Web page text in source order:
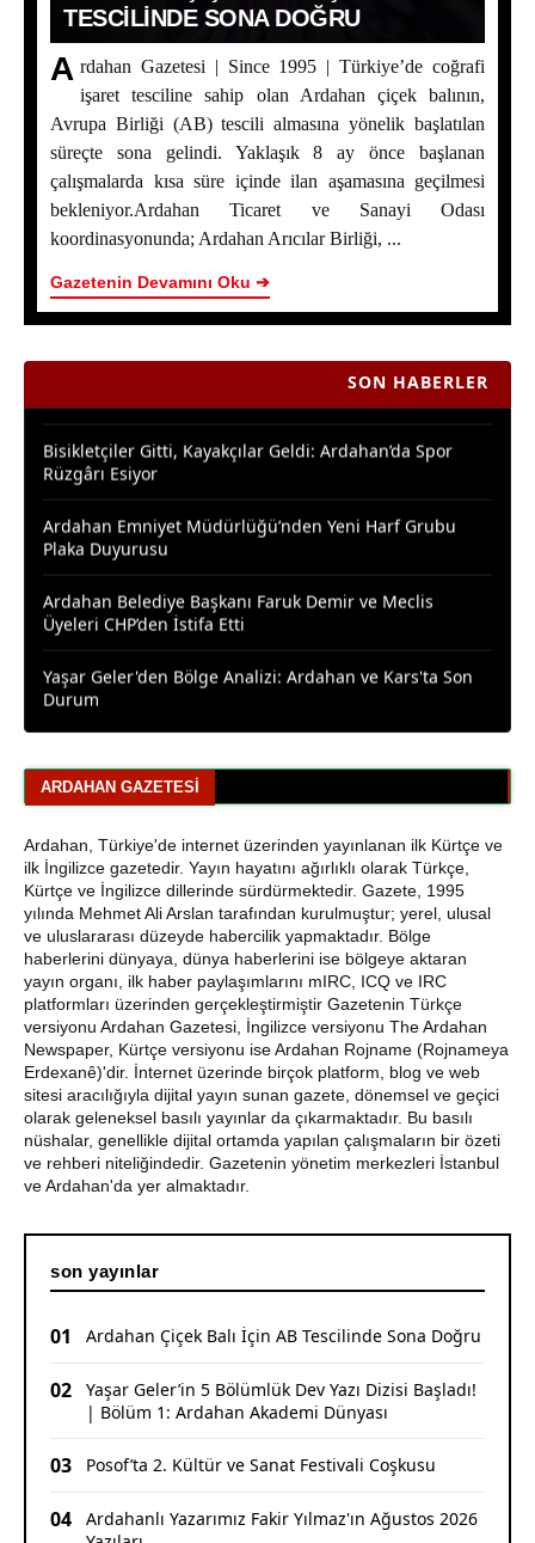
TESCILINDE SONA DOĞRU
A rdahan Gazetesi | Since 1995 | Türkiye’de coğrafi
işaret tesciline sahip olan Ardahan çiçek balının,
Avrupa Birliği (AB) tescili almasına yönelik başlatılan
süreçte sona gelindi. Yaklaşık 8 ay önce başlanan
çalışmalarda kısa süre içinde ilan aşamasına geçilmesi
bekleniyor.Ardahan Ticaret ve Sanayi Odası
koordinasyonunda; Ardahan Arıcılar Birliği, ...
Gazetenin Devamını Oku ➔
SON HABERLER
Ardahan Çiçek Balı İçin AB Tescilinde Sona Doğru
Yaşar Geler’in 5 Bölümlük Dev Yazı Dizisi Başladı! |
Bölüm 1: Ardahan Akademi Dünyası
Posof’ta 2. Kültür ve Sanat Festivali Coşkusu
Ardahanlı Yazarımız Fakir Yılmaz'ın Ağustos 2026
Yazıları
Bisikletçiler Gitti, Kayakçılar Geldi: Ardahan’da Spor
Ardahan Emniyet Müdürlüğü’nden Yeni Harf Grubu
Ardahan Belediye Başkanı Faruk Demir ve Meclis
Yaşar Geler'den Bölge Analizi: Ardahan ve Kars'ta Son
Bir Parti İşte Böyle Bitirilir
Tutuklandı
Ardahan'da Traktör Devrildi: Sürücü Yaralandı
Uluslararası Badminton Turnuvasında Erzincanlı
Sporculardan Büyük Başarı: 3 Altın, 1 Gümüş Madalya
Çıldır Gölü Yelken Yarışlarına Ev Sahipliği Yaptı
CHP Ardahan'da Sürpriz Karar: İl Başkanı Yunus Dündar
ve Yönetimi Görevden Alındı
ARDAHAN GAZETESI
Ardahan, Türkiye'de internet üzerinden yayınlanan ilk Kürtçe ve
ilk İngilizce gazetedir. Yayın hayatını ağırlıklı olarak Türkçe,
Kürtçe ve İngilizce dillerinde sürdürmektedir. Gazete, 1995
yılında Mehmet Ali Arslan tarafından kurulmuştur; yerel, ulusal
ve uluslararası düzeyde habercilik yapmaktadır. Bölge
haberlerini dünyaya, dünya haberlerini ise bölgeye aktaran
yayın organı, ilk haber paylaşımlarını mIRC, ICQ ve IRC
platformları üzerinden gerçekleştirmiştir Gazetenin Türkçe
versiyonu Ardahan Gazetesi, İngilizce versiyonu The Ardahan
Newspaper, Kürtçe versiyonu ise Ardahan Rojname (Rojnameya
Erdexanê)'dir. İnternet üzerinde birçok platform, blog ve web
sitesi aracılığıyla dijital yayın sunan gazete, dönemsel ve geçici
olarak geleneksel basılı yayınlar da çıkarmaktadır. Bu basılı
nüshalar, genellikle dijital ortamda yapılan çalışmaların bir özeti
ve rehberi niteliğindedir. Gazetenin yönetim merkezleri İstanbul
ve Ardahan'da yer almaktadır.
son yayınlar
01 Ardahan Çiçek Balı İçin AB Tescilinde Sona Doğru
02
Yaşar Geler’in 5 Bölümlük Dev Yazı Dizisi Başladı!
| Bölüm 1: Ardahan Akademi Dünyası
03 Posof’ta 2. Kültür ve Sanat Festivali Coşkusu
04
Ardahanlı Yazarımız Fakir Yılmaz'ın Ağustos 2026